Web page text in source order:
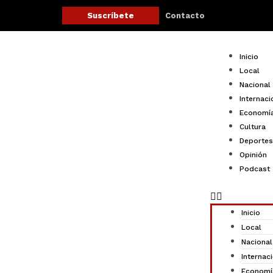
contenido
Suscríbete Contacto
Inicio
Local
Nacional
Cultura
Deportes
Opinión
Podcast
Menu
Inicio
Local
Nacional